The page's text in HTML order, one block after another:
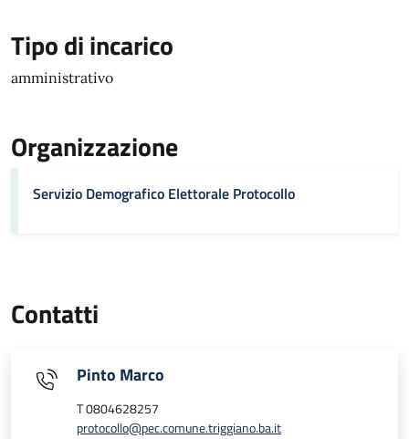
Tipo di incarico
amministrativo
Organizzazione
Servizio Demografico Elettorale Protocollo
Contatti
Pinto Marco
T 0804628257
protocollo@pec.comune.triggiano.ba.it